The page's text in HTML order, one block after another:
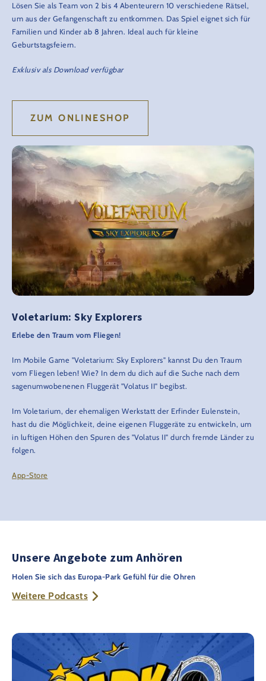
Lösen Sie als Team von 2 bis 4 Abenteurern 10 verschiedene Rätsel,
um aus der Gefangenschaft zu entkommen. Das Spiel eignet sich für
Familien und Kinder ab 8 Jahren. Ideal auch für kleine
Geburtstagsfeiern.
Exklusiv als Download verfügbar
ZUM ONLINESHOP
Voletarium: Sky Explorers
Erlebe den Traum vom Fliegen!
Im Mobile Game "Voletarium: Sky Explorers" kannst Du den Traum
vom Fliegen leben! Wie? In dem du dich auf die Suche nach dem
sagenumwobenenen Fluggerät "Volatus II" begibst.
Im Voletarium, der ehemaligen Werkstatt der Erfinder Eulenstein,
hast du die Möglichkeit, deine eigenen Fluggeräte zu entwickeln, um
in luftigen Höhen den Spuren des "Volatus II" durch fremde Länder zu
folgen.
App-Store
Unsere Angebote zum Anhören
Holen Sie sich das Europa-Park Gefühl für die Ohren
Weitere Podcasts